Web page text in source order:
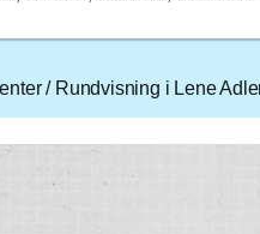
/ Rundvisning i Lene